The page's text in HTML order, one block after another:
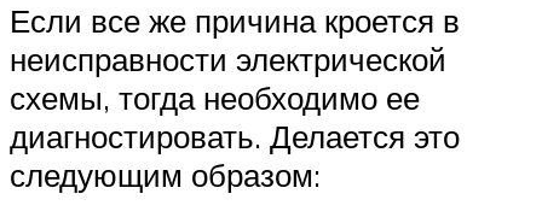
Если все же причина кроется в
неисправности электрической
схемы, тогда необходимо ее
диагностировать. Делается это
следующим образом: